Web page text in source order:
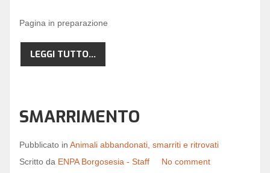
Pagina in preparazione
LEGGI TUTTO...
SMARRIMENTO
Pubblicato in Animali abbandonati, smarriti e ritrovati
Scritto da ENPA Borgosesia - Staff No comment